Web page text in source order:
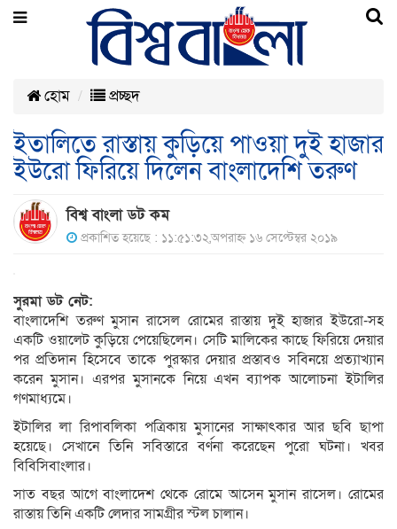
হোম প্রচ্ছদ
ইতালিতে রাস্তায় কুড়িয়ে পাওয়া দুই হাজার
ইউরো ফিরিয়ে দিলেন বাংলাদেশি তরুণ
বিশ্ব বাংলা ডট কম
প্রকাশিত হয়েছে : ১১:৫১:৩২,অপরাহ্ন ১৬ সেপ্টেম্বর ২০১৯
সুরমা ডট নেট:
বাংলাদেশি তরুণ মুসান রাসেল রোমের রাস্তায় দুই হাজার ইউরো-সহ
একটি ওয়ালেট কুড়িয়ে পেয়েছিলেন। সেটি মালিকের কাছে ফিরিয়ে দেয়ার
পর প্রতিদান হিসেবে তাকে পুরস্কার দেয়ার প্রস্তাবও সবিনয়ে প্রত্যাখ্যান
করেন মুসান। এরপর মুসানকে নিয়ে এখন ব্যাপক আলোচনা ইটালির
গণমাধ্যমে।
ইটালির লা রিপাবলিকা পত্রিকায় মুসানের সাক্ষাৎকার আর ছবি ছাপা
হয়েছে। সেখানে তিনি সবিস্তারে বর্ণনা করেছেন পুরো ঘটনা। খবর
বিবিসিবাংলার।
সাত বছর আগে বাংলাদেশ থেকে রোমে আসেন মুসান রাসেল। রোমের
রাস্তায় তিনি একটি লেদার সামগ্রীর স্টল চালান।